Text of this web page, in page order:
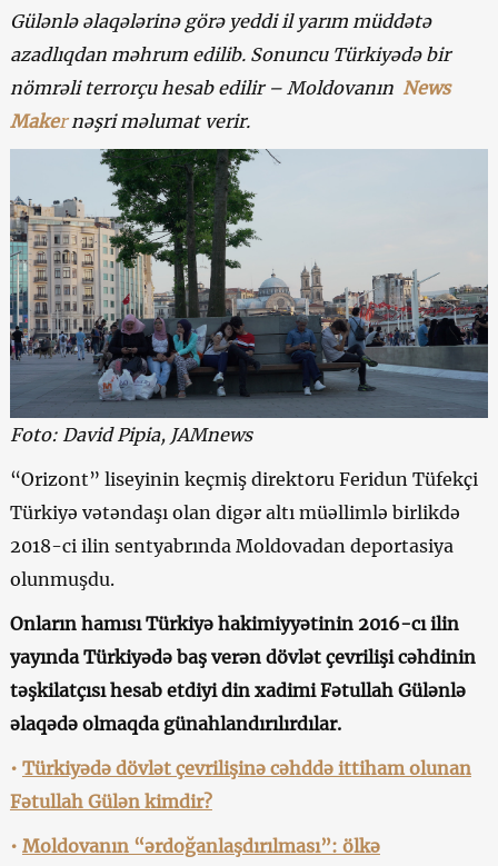
Gülənlə əlaqələrinə görə yeddi il yarım müddətə
azadlıqdan məhrum edilib. Sonuncu Türkiyədə bir
nömrəli terrorçu hesab edilir – Moldovanın News
Makernəşri məlumat verir.
Foto: David Pipia, JAMnews
“Orizont” liseyinin keçmiş direktoru Feridun Tüfekçi
Türkiyə vətəndaşı olan digər altı müəllimlə birlikdə
2018-ci ilin sentyabrında Moldovadan deportasiya
olunmuşdu.
Onların hamısı Türkiyə hakimiyyətinin 2016-cı ilin
yayında Türkiyədə baş verən dövlət çevrilişi cəhdinin
təşkilatçısı hesab etdiyi din xadimi Fətullah Gülənlə
əlaqədə olmaqda günahlandırılırdılar.
• Türkiyədə dövlət çevrilişinə cəhddə ittiham olunan
Fətullah Gülən kimdir?
• Moldovanın “ərdoğanlaşdırılması”: ölkə